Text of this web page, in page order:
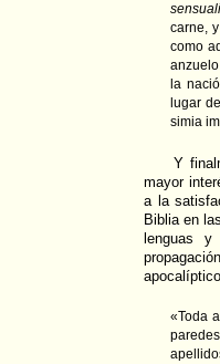
carne,
como
la
lugar
simia
Y
mayor
a la
Biblia en
lenguas
«Toda